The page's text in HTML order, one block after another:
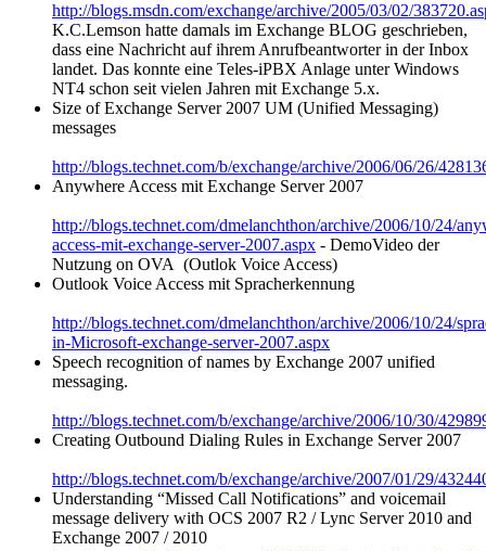
http://blogs.msdn.com/exchange/archive/2005/03/02/
K.C.Lemson hatte damals im Exchange BLOG geschrieben,
dass eine Nachricht auf ihrem Anrufbeantworter in der Inbox
landet. Das konnte eine Teles-iPBX Anlage unter Windows
NT4 schon seit vielen Jahren mit Exchange 5.x.
Size of Exchange Server 2007 UM (Unified Messaging)
messages
http://blogs.technet.com/b/exchange/archive/2006/06/26/
Anywhere Access mit Exchange Server 2007
http://blogs.technet.com/dmelanchthon/archive/2006/10/24/
access-mit-exchange-server-2007.aspx - DemoVideo der
Nutzung on OVA (Outlok Voice Access)
Outlook Voice Access mit Spracherkennung
http://blogs.technet.com/dmelanchthon/archive/2006/10/24/
in-Microsoft-exchange-server-2007.aspx
Speech recognition of names by Exchange 2007 unified
messaging.
http://blogs.technet.com/b/exchange/archive/2006/10/30/
Creating Outbound Dialing Rules in Exchange Server 2007
http://blogs.technet.com/b/exchange/archive/2007/01/29/
Understanding “Missed Call Notifications” and voicemail
message delivery with OCS 2007 R2 / Lync Server 2010 and
Exchange 2007 / 2010